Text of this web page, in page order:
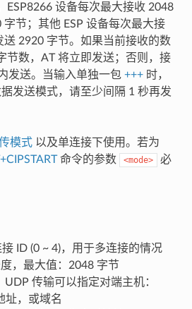
ESP8266 设备每次最大接收 2048
节；其他 ESP 设备每次最大接
送 2920 字节。如果当前接收的数
节数，AT 将立即发送；否则，接
发送。当输入单独一包 +++时，
发送模式，请至少间隔 1 秒再发
模式以及单连接下使用。若为
命令的参数 <mode>
必
接 ID (0 ~ 4)，用于多连接的情况
，最大值：2048 字节
UDP 传输可以指定对端主机：
址，或域名